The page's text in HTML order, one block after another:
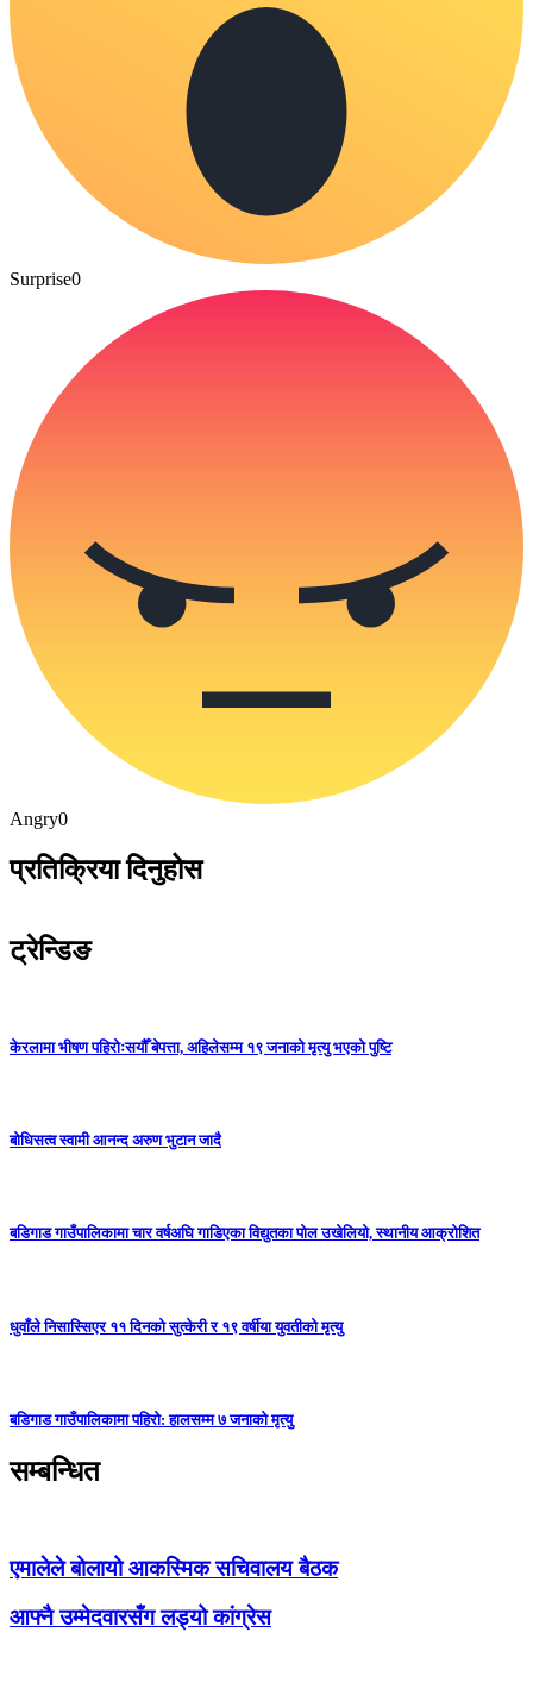
Surprise0
Angry0
प्रतिक्रिया दिनुहोस
ट्रेन्डिङ
केरलामा भीषण पहिरोःसयौँ बेपत्ता, अहिलेसम्म १९ जनाको मृत्यु भएको पुष्टि
बोधिसत्व स्वामी आनन्द अरुण भुटान जादै
बडिगाड गाउँपालिकामा चार वर्षअघि गाडिएका विद्युतका पोल उखेलियो, स्थानीय आक्रोशित
धुवाँले निसास्सिएर ११ दिनको सुत्केरी र १९ वर्षीया युवतीको मृत्यु
बडिगाड गाउँपालिकामा पहिरो: हालसम्म ७ जनाको मृत्यु
सम्बन्धित
एमालेले बोलायो आकस्मिक सचिवालय बैठक
आफ्नै उम्मेदवारसँग लड्यो कांग्रेस